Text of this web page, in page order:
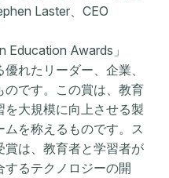
Laster、CEO
Education Awards」
れたリーダー、企業、
のです。この賞は、教育
大規模に向上させる製
を称えるものです。ス
賞は、教育者と学習者が
るテクノロジーの開